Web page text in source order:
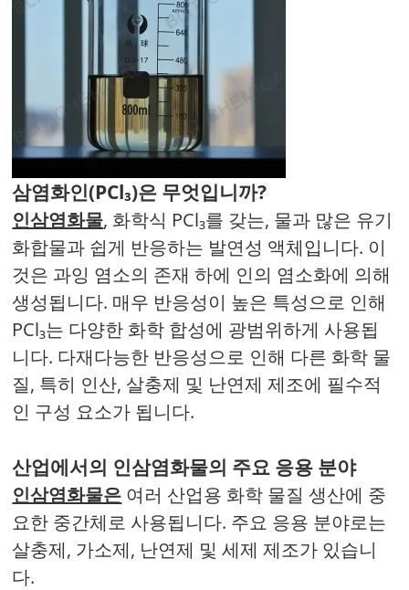
삼염화인(PCl₃)은 무엇입니까?
인삼염화물, 화학식 PCl₃를 갖는, 물과 많은 유기
화합물과 쉽게 반응하는 발연성 액체입니다. 이
것은 과잉 염소의 존재 하에 인의 염소화에 의해
생성됩니다. 매우 반응성이 높은 특성으로 인해
PCl₃는 다양한 화학 합성에 광범위하게 사용됩
니다. 다재다능한 반응성으로 인해 다른 화학 물
질, 특히 인산, 살충제 및 난연제 제조에 필수적
인 구성 요소가 됩니다.
산업에서의 인삼염화물의 주요 응용 분야
인삼염화물은 여러 산업용 화학 물질 생산에 중
요한 중간체로 사용됩니다. 주요 응용 분야로는
살충제, 가소제, 난연제 및 세제 제조가 있습니
다.